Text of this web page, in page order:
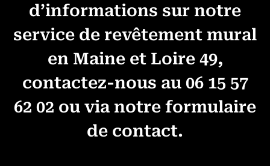
d’informations sur notre
service de revêtement mural
en Maine et Loire 49,
contactez-nous au 06 15 57
62 02 ou via notre formulaire
de contact.